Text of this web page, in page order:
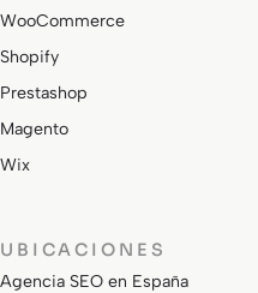
WooCommerce
Shopify
Prestashop
Magento
Wix
UBICACIONES
Agencia SEO en España